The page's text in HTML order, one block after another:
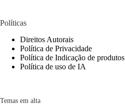
Políticas
Direitos Autorais
Política de Privacidade
Política de Indicação de produtos
Política de uso de IA
Temas em alta